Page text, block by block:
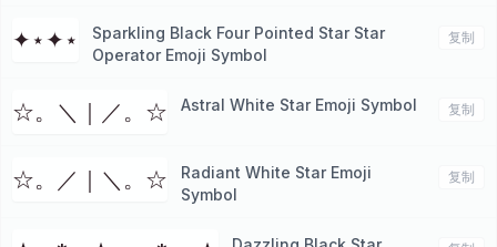
✦⋆✦⋆
Sparkling Black Four Pointed Star Star
Operator Emoji Symbol
复制
☆。＼｜／。☆ Astral White Star Emoji Symbol 复制
☆。／｜＼。☆
Radiant White Star Emoji
Symbol
复制